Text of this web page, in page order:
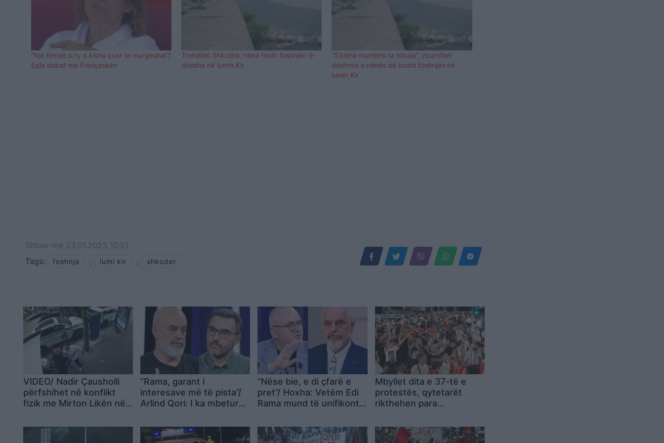
“Një fëmijë si ty e kisha çuar te murgeshat”/
Egla debat me Françeskën
Tronditet Shkodra, nëna hedh foshnjën 9-
ditëshe në lumin Kir
“S’kisha mundësi ta mbaja”, zbardhet
dëshmia e nënës që hodhi foshnjën në
lumin Kir
Shtuar më 23.01.2023 10:51
Tags:
foshnja , lumi kir , shkoder
VIDEO/ Nadir Çausholli
përfshihet në konflikt
fizik me Mirton Likën në
“Rama, garant i
interesave më të pista”/
Arlind Qori: I ka mbetur
përballë rini europiane
“Nëse bie, e di çfarë e
pret”/ Hoxha: Vetëm Edi
Rama mund të unifikonte
tij
Mbyllet dita e 37-të e
protestës, qytetarët
rikthehen para
ndalemi pa u larguar
Rama!